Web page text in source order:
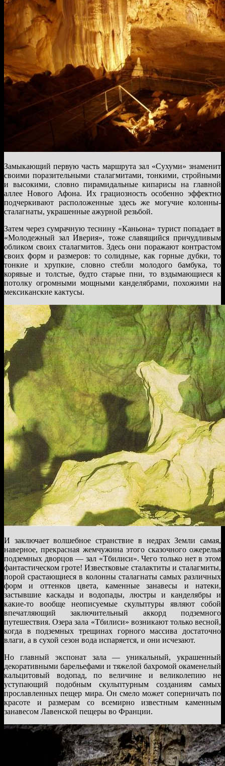
Замыкающий первую часть маршрута зал «Сухуми» знаменит
своими поразительными сталагмитами, тонкими, стройными
и высокими, словно пирамидальные кипарисы на главной
аллее Нового Афона. Их грациозность особенно эффектно
подчеркивают расположенные здесь же могучие колонны-
сталагнаты, украшенные ажурной резьбой.
Затем через сумрачную теснину «Каньона» турист попадает в
«Молодежный зал Иверия», тоже славящийся причудливым
обликом своих сталагмитов. Здесь они поражают контрастом
своих форм и размеров: то солидные, как горные дубки, то
тонкие и хрупкие, словно стебли молодого бамбука, то
корявые и толстые, будто старые пни, то вздымающиеся к
потолку огромными мощными канделябрами, похожими на
мексиканские кактусы.
И заключает волшебное странствие в недрах Земли самая,
наверное, прекрасная жемчужина этого сказочного ожерелья
подземных дворцов — зал «Тбилиси». Чего только нет в этом
фантастическом гроте! Известковые сталактиты и сталагмиты,
порой срастающиеся в колонны сталагнаты самых различных
форм и оттенков цвета, каменные занавесы и натеки,
застывшие каскады и водопады, люстры и канделябры и
какие-то вообще неописуемые скульптуры являют собой
впечатляющий заключительный аккорд подземного
путешествия. Озера зала «Тбилиси» возникают только весной,
когда в подземных трещинах горного массива достаточно
влаги, а в сухой сезон вода испаряется, и они исчезают.
Но главный экспонат зала — уникальный, украшенный
декоративными барельефами и тяжелой бахромой окаменелый
кальцитовый водопад, по величине и великолепию не
уступающий подобным скульптурным созданиям самых
прославленных пещер мира. Он смело может соперничать по
красоте и размерам со всемирно известным каменным
занавесом Лавенской пещеры во Франции.